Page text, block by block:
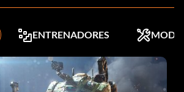
ENTRENADORES MODS